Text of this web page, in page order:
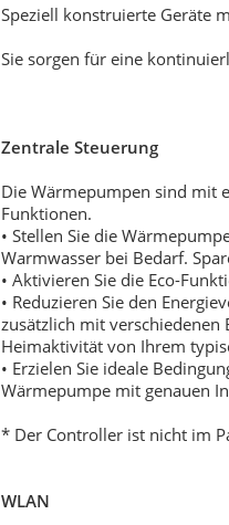
Speziell konstruierte Geräte
Sie sorgen für eine
Zentrale Steuerung
Die Wärmepumpen sind mit
Funktionen.
• Stellen Sie die
Warmwasser bei Bedarf.
• Aktivieren Sie die Eco-
• Reduzieren Sie den
zusätzlich mit
Heimaktivität von Ihrem
• Erzielen Sie ideale
Wärmepumpe mit genauen
* Der Controller ist nicht im
WLAN